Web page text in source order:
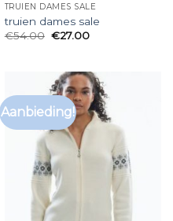
TRUIEN DAMES SALE
truien dames sale
€54.00 €27.00
Aanbieding!